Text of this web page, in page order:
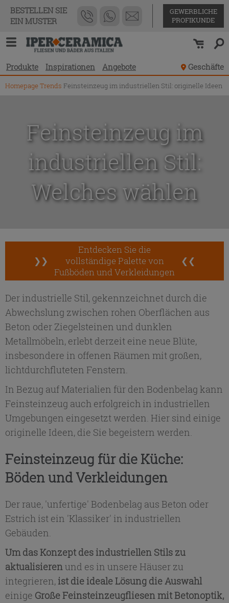
BESTELLEN SIE
EIN MUSTER
GEWERBLICHE
PROFIKUNDE
Produkte Inspirationen Angebote Geschäfte
HomepageTrends Feinsteinzeug im industriellen Stil: originelle Ideen
Feinsteinzeug im
industriellen Stil:
Welches wählen
❯❯
Entdecken Sie die
vollständige Palette von
Fußböden und Verkleidungen
❮❮
Der industrielle Stil, gekennzeichnet durch die
Abwechslung zwischen rohen Oberflächen aus
Beton oder Ziegelsteinen und dunklen
Metallmöbeln, erlebt derzeit eine neue Blüte,
insbesondere in offenen Räumen mit großen,
lichtdurchfluteten Fenstern.
In Bezug auf Materialien für den Bodenbelag kann
Feinsteinzeug auch erfolgreich in industriellen
Umgebungen eingesetzt werden. Hier sind einige
originelle Ideen, die Sie begeistern werden.
Feinsteinzeug für die Küche:
Böden und Verkleidungen
Der raue, 'unfertige' Bodenbelag aus Beton oder
Estrich ist ein 'Klassiker' in industriellen
Gebäuden.
Um das Konzept des industriellen Stils zu
aktualisierenund es in unsere Häuser zu
integrieren, ist die ideale Lösung die Auswahl
einige Große Feinsteinzeugfliesen mit Betonoptik,